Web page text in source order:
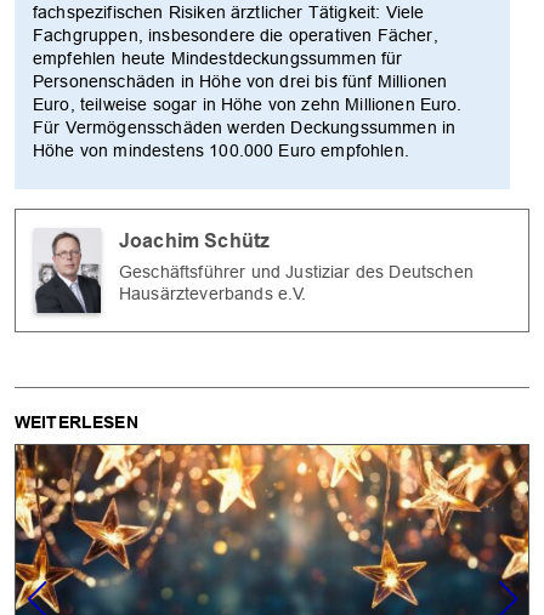
fachspezifischen Risiken ärztlicher Tätigkeit: Viele
Fachgruppen, insbesondere die operativen Fächer,
empfehlen heute Mindestdeckungssummen für
Personenschäden in Höhe von drei bis fünf Millionen
Euro, teilweise sogar in Höhe von zehn Millionen Euro.
Für Vermögensschäden werden Deckungssummen in
Höhe von mindestens 100.000 Euro empfohlen.
Joachim Schütz
Geschäftsführer und Justiziar des Deutschen
Hausärzteverbands e.V.
WEITERLESEN